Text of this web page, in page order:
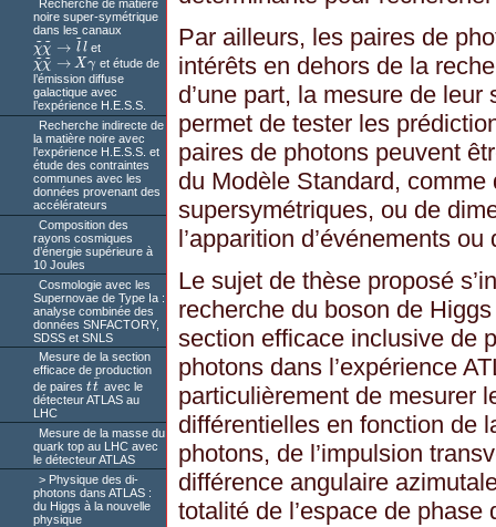
Recherche de matière
noire super-symétrique
dans les canaux
χ
~χ
~ → l
~
l
χ~χ ~→ ~ et
χ
~χ
~ → Xγ
χ~χ ~→ Xγ
et étude de
l’émission diffuse
galactique avec
l’expérience H.E.S.S.
Recherche indirecte de
la matière noire avec
l’expérience H.E.S.S. et
étude des contraintes
communes avec les
données provenant des
accélérateurs
Composition des
rayons cosmiques
d’énergie supérieure à
10 Joules
Cosmologie avec les
Supernovae de Type Ia :
analyse combinée des
données SNFACTORY,
SDSS et SNLS
Mesure de la section
efficace de production
de paires tt
¯
tt¯ avec le
détecteur ATLAS au
LHC
Mesure de la masse du
quark top au LHC avec
le détecteur ATLAS
Physique des di-
photons dans ATLAS :
du Higgs à la nouvelle
physique
Par ailleurs, les paires de
intérêts en dehors de la
d’une part, la mesure de
permet de tester les
paires de photons peuvent
du Modèle Standard, comme
supersymétriques, ou de
l’apparition d’événements
Le sujet de thèse proposé
recherche du boson de
section efficace inclusive de
photons dans l’expérience
particulièrement de mesurer
différentielles en fonction de
photons, de l’impulsion
différence angulaire
totalité de l’espace de phase